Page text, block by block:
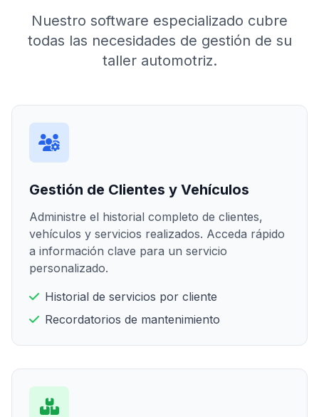
Nuestro software especializado cubre
todas las necesidades de gestión de su
taller automotriz.
Gestión de Clientes y Vehículos
Administre el historial completo de clientes,
vehículos y servicios realizados. Acceda rápido
a información clave para un servicio
personalizado.
Historial de servicios por cliente
Recordatorios de mantenimiento